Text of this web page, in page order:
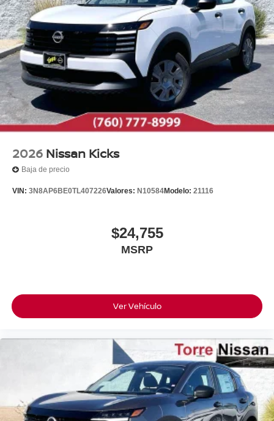
2026 Nissan Kicks
Baja de precio
VIN: 3N8AP6BE0TL407226Valores: N10584Modelo: 21116
$24,755
MSRP
Ver Vehículo